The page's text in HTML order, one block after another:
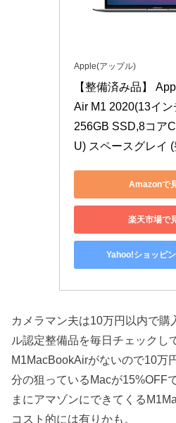
Apple(アップル)
【整備済み品】
Air M1 2020(13イン
256GB SSD,8コア
U) スペースグレイ
Amazonで
楽天市場で
Yahoo!ショッピ
カメラマン夫は10万円以内で購
ル認定整備品を毎日チェックし
M1MacBookAirがないので10万
分の狙っているMacが15%OFF
まにアマゾンにできてくる
コスト的には有りかも。